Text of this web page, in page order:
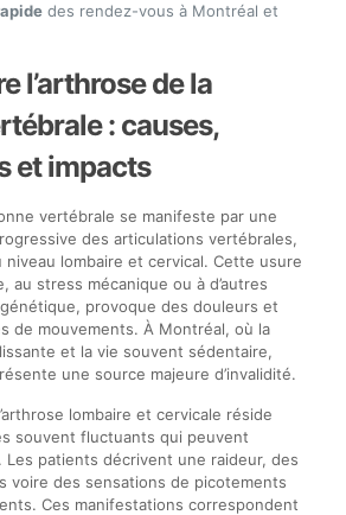
des rendez-vous à Montréal et
l’arthrose de la
: causes,
et impacts
vertébrale se manifeste par une
des articulations vertébrales,
niveau lombaire et cervical. Cette usure
au stress mécanique ou à d’autres
provoque des douleurs et
de mouvements. À Montréal, où la
et la vie souvent sédentaire,
une source majeure d’invalidité.
lombaire et cervicale réside
souvent fluctuants qui peuvent
Les patients décrivent une raideur, des
voire des sensations de picotements
Ces manifestations correspondent